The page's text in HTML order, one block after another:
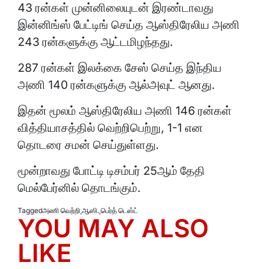
43 ரன்கள் முன்னிலையுடன் இரண்டாவது
இன்னிங்ஸ் பேட்டிங் செய்த ஆஸ்திரேலிய அணி
243 ரன்களுக்கு ஆட்டமிழந்தது.
287 ரன்கள் இலக்கை சேஸ் செய்த இந்திய
அணி 140 ரன்களுக்கு ஆல்அவுட் ஆனது.
இதன் மூலம் ஆஸ்திரேலிய அணி 146 ரன்கள்
வித்தியாசத்தில் வெற்றிபெற்று, 1-1 என
தொடரை சமன் செய்துள்ளது.
மூன்றாவது போட்டி டிசம்பர் 25ஆம் தேதி
மெல்பேர்னில் தொடங்கும்.
Taggedஅணி வெற்றி,ஆஸி.,பெர்த் டெஸ்ட்
YOU MAY ALSO
LIKE